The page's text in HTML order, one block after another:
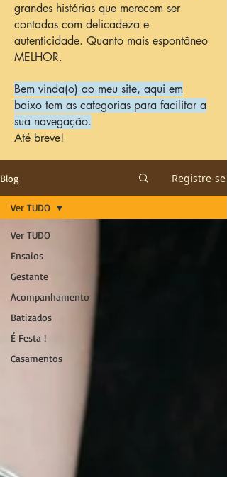
grandes histórias que merecem ser
contadas com delicadeza e
autenticidade. Quanto mais espontâneo
MELHOR.
Bem vinda(o) ao meu site, aqui em
baixo tem as categorias para facilitar a
sua navegação.
Até breve!
Blog Registre-se
Ver TUDO
Ensaios
Gestante
Acompanhamento
Batizados
É Festa !
Casamentos
Ver TUDO